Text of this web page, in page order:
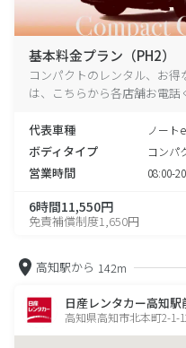
基本料金プラン（PH2）
コンパクトのレンタル、お
は、こちらから各店舗お電話
代表車種 ノート
ボディタイプ コンパ
営業時間 08:00-
6時間11,550円
免責補償制度1,650円
高知駅から 142m
日産レンタカー高知駅
高知県高知市北本町2-1-